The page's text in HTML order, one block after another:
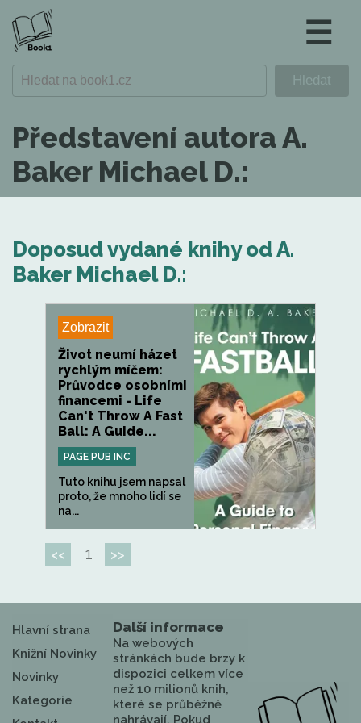
☰
Představení autora A.
Baker Michael D.:
Doposud vydané knihy od A.
Baker Michael D.:
Zobrazit
Život neumí házet
rychlým míčem:
Průvodce osobními
financemi - Life
Can't Throw A Fast
Ball: A Guide...
PAGE PUB INC
Tuto knihu jsem napsal
proto, že mnoho lidí se
na...
<< 1 >>
Hlavní strana
Knižní Novinky
Novinky
Kategorie
Další informace
Na webových
stránkách bude brzy k
dispozici celkem více
než 10 milionů knih,
které se průběžně
nahrávají. Pokud